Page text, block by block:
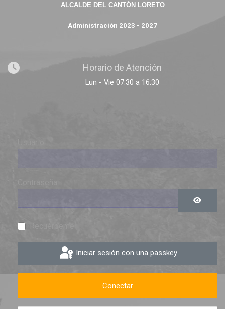
ALCALDE DEL CANTÓN LORETO
Administración 2023 - 2027
Horario de Atención
Lun - Vie 07:30 a 16:30
Mostrar
Iniciar sesión con una passkey
Conectar